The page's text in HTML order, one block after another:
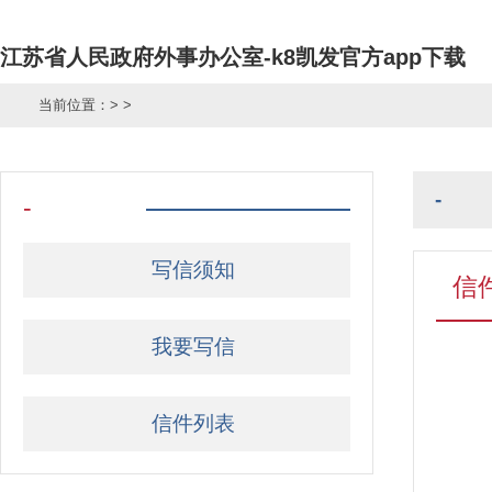
江苏省人民政府外事办公室-k8凯发官方app下载
当前位置： > >
-
写信须知
我要写信
信件列表
-
信